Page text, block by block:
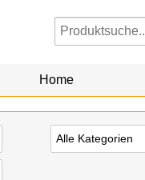
Home
Alle Kategorien